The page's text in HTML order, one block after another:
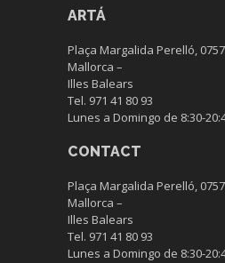
ARTÁ
Plaça Margalida Perelló,
Mallorca –
Illes Balears
Tel. 971 41 80 93
Lunes a Domingo de 8:30-
CONTACT
Plaça Margalida Perelló,
Mallorca –
Illes Balears
Tel. 971 41 80 93
Lunes a Domingo de 8:30-